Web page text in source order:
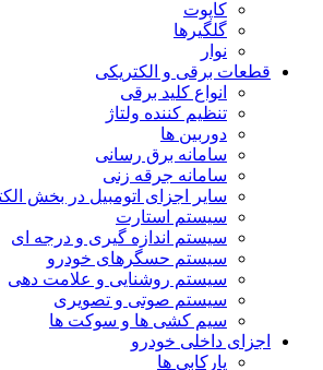
کاپوت
گلگیرها
نوار
قطعات برقی و الکتریکی
انواع کلید برقی
تنظیم کننده ولتاژ
دوربین ها
سامانه برق رسانی
سامانه جرقه زنی
سایر اجزای اتومبیل در بخش
سیستم استارت
سیستم اندازه گیری و درجه ای
سیستم حسگرهای خودرو
سیستم روشنایی و علامت دهی
سیستم صوتی و تصویری
سیم کشی ها و سوکت ها
اجزای داخلی خودرو
پارکابی ها